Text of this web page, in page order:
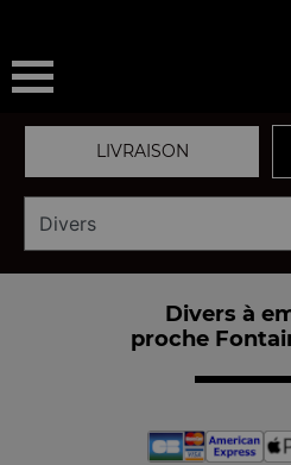
LIVRAISON
Divers à
proche